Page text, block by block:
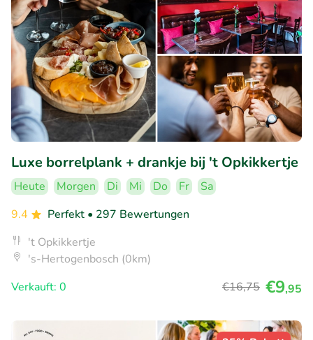
Luxe borrelplank + drankje bij 't Opkikkertje
Heute Morgen Di Mi Do Fr
Sa
9.4
Perfekt • 297 Bewertungen
't Opkikkertje
's-Hertogenbosch (0km)
Verkauft: 0
€16,75 €9,95